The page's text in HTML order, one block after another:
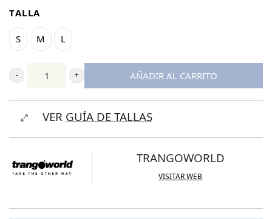
era:
149,90 €.
TALLA
S M L
Trangoworld
Pantalón
Largo
Stretch
AÑADIR AL CARRITO
VER GUÍA DE TALLAS
TRANGOWORLD
VISITAR WEB